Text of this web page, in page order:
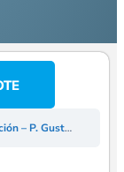
Lombardo